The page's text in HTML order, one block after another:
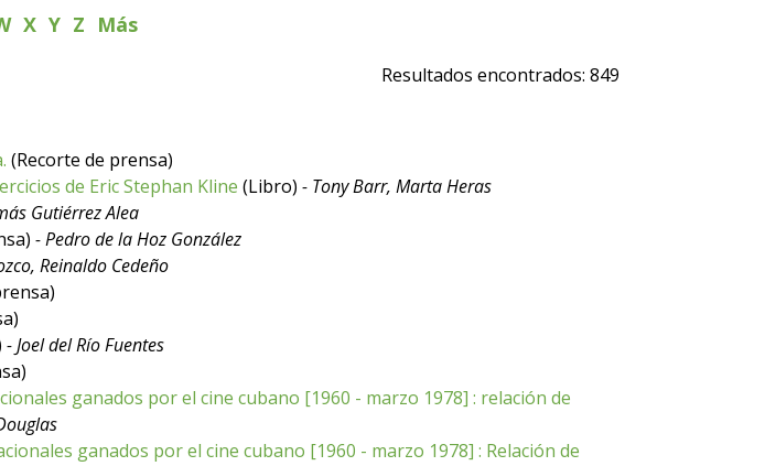
X Y Z Más
Resultados encontrados: 849
(Recorte de prensa)
de Eric Stephan Kline (Libro) - Tony Barr, Marta Heras
Gutiérrez Alea
- Pedro de la Hoz González
Reinaldo Cedeño
- Joel del Río Fuentes
ganados por el cine cubano [1960 - marzo 1978] : relación de
ganados por el cine cubano [1960 - marzo 1978] : Relación de